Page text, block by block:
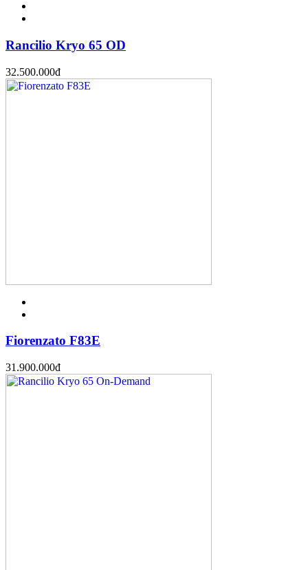
Rancilio Kryo 65 OD
32.500.000đ
Fiorenzato F83E
31.900.000đ